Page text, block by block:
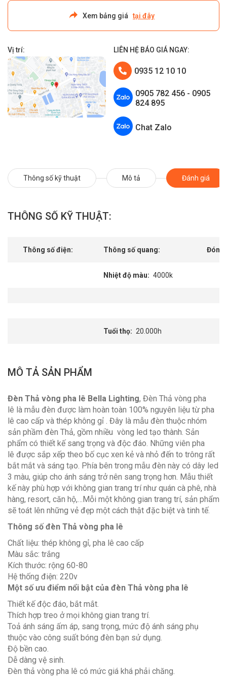
Xem bảng giá tại đây
Vị trí: LIÊN HỆ BÁO GIÁ NGAY:
0935 12 10 10
0905 782 456 - 0905
824 895
Chat Zalo
Thông số kỹ thuật Mô tả Đánh giá
THÔNG SỐ KỸ THUẬT:
Thông số điện: Thông số quang: Đóng
Nhiệt độ màu 4000k
Tuổi thọ 20.000h
MÔ TẢ SẢN PHẨM
Đèn Thả vòng pha lê Bella Lighting, Đèn Thả vòng pha
lê là mẫu đèn được làm hoàn toàn 100% nguyên liệu từ pha
lê cao cấp và thép không gỉ . Đây là mẫu đèn thuộc nhóm
sản phầm đèn Thả, gồm nhiều vòng led tạo thành. Sản
phẩm có thiết kế sang trọng và độc đáo. Những viên pha
lê được sắp xếp theo bố cục xen kẻ và nhỏ đến to trông rất
bắt mắt và sáng tạo. Phía bên trong mẫu đèn này có dây led
3 màu, giúp cho ánh sáng trở nên sang trọng hơn. Mẫu thiết
kế này phù hợp với không gian trang trí như quán cà phê, nhà
hàng, resort, căn hộ,…Mỗi một không gian trang trí, sản phẩm
sẽ toát lên những vẻ đẹp một cách thật đặc biệt và tinh tế.
Thông số đèn Thả vòng pha lê
Chất liệu: thép không gỉ, pha lê cao cấp
Màu sắc: trắng
Kích thước: rộng 60-80
Hệ thống điện: 220v
Một số ưu điểm nổi bật của đèn Thả vòng pha lê
Thiết kế độc đáo, bắt mắt.
Thích hợp treo ở mọi không gian trang trí.
Toả ánh sáng ấm áp, sang trọng, mức độ ánh sáng phụ
thuộc vào công suất bóng đèn bạn sử dụng.
Độ bền cao.
Dễ dàng vệ sinh.
Đèn thả vòng pha lê có mức giá khá phải chăng.